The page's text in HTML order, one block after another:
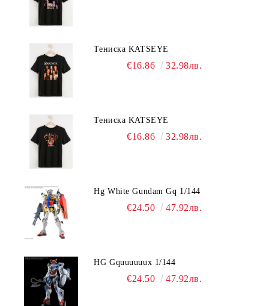
Тениска KATSEYE
€16.86 32.98лв.
Тениска KATSEYE
€16.86 32.98лв.
Hg White Gundam Gq 1/144
€24.50 47.92лв.
HG Gquuuuuux 1/144
€24.50 47.92лв.